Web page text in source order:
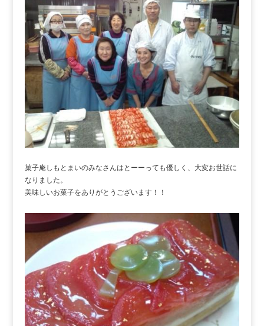
菓子庵しもとまいのみなさんはとーーっても優しく、大変お世話に
なりました。
美味しいお菓子をありがとうございます！！